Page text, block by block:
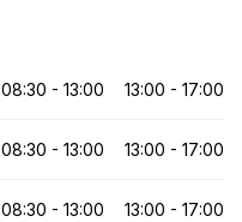
08:30 - 13:00 13:00 - 17:00
08:30 - 13:00 13:00 - 17:00
08:30 - 13:00 13:00 - 17:00